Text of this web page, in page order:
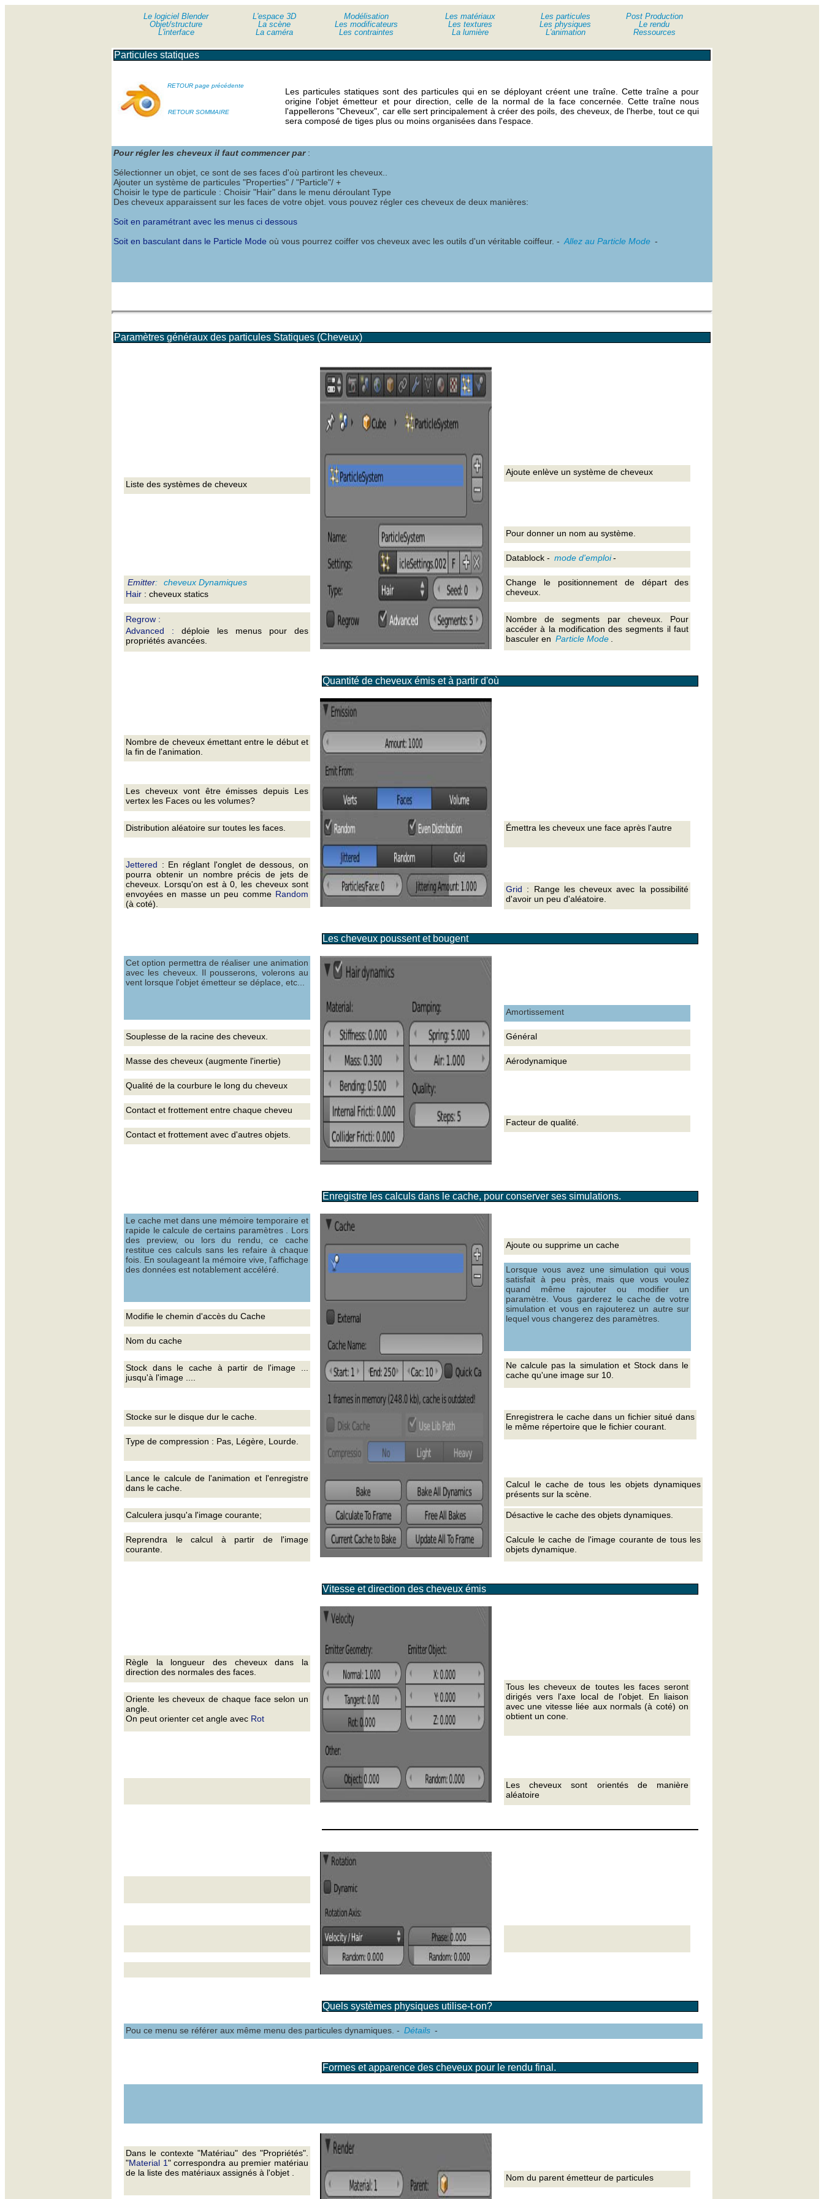
Le logiciel Blender
Objet/structure
L'interface
Le logiciel Blender
Objet/structure
L'interface
Les particules
Les physiques
L'animation
Post Production
Le rendu
Ressources
L'espace 3D
La scène
La caméra
Les matériaux
Les textures
La lumière
Modélisation
Les modificateurs
Les contraintes
Enregistre les calculs dans le cache, pour conserver ses simulations.
Lance le calcule de l'animation et l'enregistre
dans le cache.
Stock dans le cache à partir de l'image ...
jusqu'à l'image ....
Nom du cache
Modifie le chemin d'accès du Cache
Le cache met dans une mémoire temporaire et
rapide le calcule de certains paramètres . Lors
des preview, ou lors du rendu, ce cache
restitue ces calculs sans les refaire à chaque
fois. En soulageant la mémoire vive, l'affichage
des données est notablement accéléré.
Ne calcule pas la simulation et Stock dans le
cache qu'une image sur 10.
Lorsque vous avez une simulation qui vous
satisfait à peu près, mais que vous voulez
quand même rajouter ou modifier un
paramètre. Vous garderez le cache de votre
simulation et vous en rajouterez un autre sur
lequel vous changerez des paramètres.
Ajoute ou supprime un cache
Type de compression : Pas, Légère, Lourde.
Stocke sur le disque dur le cache.
Calcul le cache de tous les objets dynamiques
présents sur la scène.
Désactive le cache des objets dynamiques.
Calcule le cache de l'image courante de tous les
objets dynamique.
Enregistrera le cache dans un fichier situé dans
le même répertoire que le fichier courant.
Calculera jusqu'a l'image courante;
Reprendra le calcul à partir de l'image
courante.
Change le positionnement de départ des
cheveux.
Nombre de segments par cheveux. Pour
accéder à la modification des segments il faut
basculer en Particle Mode
Liste des systèmes de cheveux
Datablock - mode d'emploi-
Ajoute enlève un système de cheveux
Quantité de cheveux émis et à partir d'où
Nombre de cheveux émettant entre le début et
la fin de l'animation.
Oriente les cheveux de chaque face selon un
angle.
On peut orienter cet angle avec Rot
Distribution aléatoire sur toutes les faces.
Grid : Range les cheveux avec la possibilité
d'avoir un peu d'aléatoire.
Émettra les cheveux une face après l'autre
Vitesse et direction des cheveux émis
Tous les cheveux de toutes les faces seront
dirigés vers l'axe local de l'objet. En liaison
avec une vitesse liée aux normals (à coté) on
obtient un cone.
Les cheveux sont orientés de manière
aléatoire
Quels systèmes physiques utilise-t-on?
Emitter:
cheveux Dynamiques
Hair : cheveux statics
Les cheveux vont être émisses depuis Les
vertex les Faces ou les volumes?
Jettered : En réglant l'onglet de dessous, on
pourra obtenir un nombre précis de jets de
cheveux. Lorsqu'on est à 0, les cheveux sont
envoyées en masse un peu comme Random
(à coté).
Règle la longueur des cheveux dans la
direction des normales des faces.
Pou ce menu se référer aux même menu des particules dynamiques. - Détails -
Pour donner un nom au système.
Regrow :
Advanced : déploie les menus pour des
propriétés avancées.
Les cheveux poussent et bougent
Souplesse de la racine des cheveux.
Masse des cheveux (augmente l'inertie)
Qualité de la courbure le long du cheveux
Contact et frottement entre chaque cheveu
Contact et frottement avec d'autres objets.
Général
Aérodynamique
Facteur de qualité.
Cet option permettra de réaliser une animation
avec les cheveux. Il pousserons, volerons au
vent lorsque l'objet émetteur se déplace, etc...
Amortissement
Particules statiques
Les particules statiques sont des particules qui en se déployant créent une traîne. Cette traîne a pour
origine l'objet émetteur et pour direction, celle de la normal de la face concernée. Cette traîne nous
l'appellerons "Cheveux", car elle sert principalement à créer des poils, des cheveux, de l'herbe, tout ce qui
sera composé de tiges plus ou moins organisées dans l'espace.
RETOUR page précédente
RETOUR SOMMAIRE
Pour régler les cheveux il faut commencer par :
Sélectionner un objet, ce sont de ses faces d'où partiront les cheveux..
Ajouter un système de particules "Properties" / "Particle"/ +
Choisir le type de particule : Choisir "Hair" dans le menu déroulant Type
Des cheveux apparaissent sur les faces de votre objet. vous pouvez régler ces cheveux de deux manières:
Soit en paramétrant avec les menus ci dessous
Soit en basculant dans le Particle Mode où vous pourrez coiffer vos cheveux avec les outils d'un véritable coiffeur. - Allez au Particle Mode -
Paramètres généraux des particules Statiques (Cheveux)
Nom du parent émetteur de particules
Dans le contexte "Matériau" des "Propriétés".
"Material 1" correspondra au premier matériau
de la liste des matériaux assignés à l'objet .
Formes et apparence des cheveux pour le rendu final.